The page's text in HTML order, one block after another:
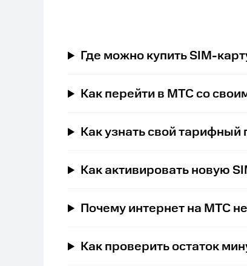
Где можно купить SIM-
Как перейти в МТС со
Как узнать свой тарифный
Как активировать новую
Почему интернет на МТС
Как проверить остаток